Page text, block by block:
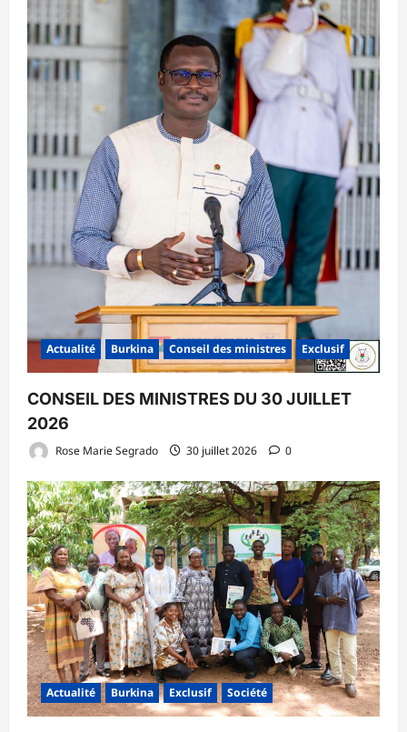
Actualité Burkina Conseil des ministres Exclusif
CONSEIL DES MINISTRES DU 30 JUILLET
2026
Rose Marie Segrado 30 juillet 2026 0
Actualité Burkina Exclusif Société